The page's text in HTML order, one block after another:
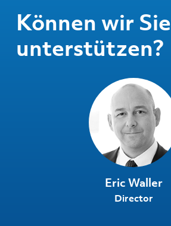
Können wir Sie
unterstützen?
Eric Waller
Director